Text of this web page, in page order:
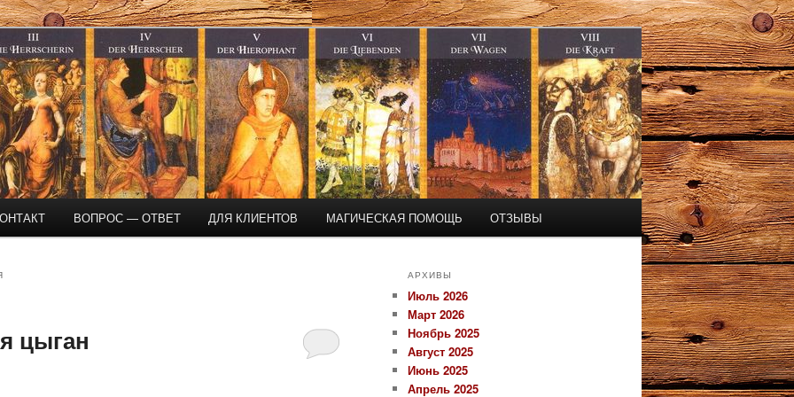
помощь
ВОПРОС — ОТВЕТ ДЛЯ КЛИЕНТОВ МАГИЧЕСКАЯ ПОМОЩЬ ОТЗЫВЫ
цыган
АРХИВЫ
Июль 2026
Март 2026
Ноябрь 2025
Август 2025
Июнь 2025
Апрель 2025